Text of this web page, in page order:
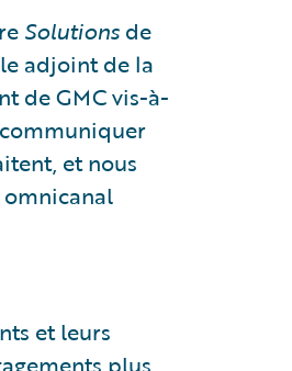
Solutions de
adjoint de la
de GMC vis-à-
et nous
et leurs
plus